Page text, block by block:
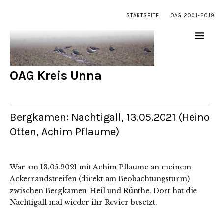
STARTSEITE OAG 2001-2018
OAG Kreis Unna
Bergkamen: Nachtigall, 13.05.2021 (Heino
Otten, Achim Pflaume)
War am 13.05.2021 mit Achim Pflaume an meinem
Ackerrandstreifen (direkt am Beobachtungsturm)
zwischen Bergkamen-Heil und Rünthe. Dort hat die
Nachtigall mal wieder ihr Revier besetzt.